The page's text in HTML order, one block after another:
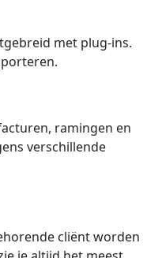
met plug-ins.
ramingen en
verschillende
cliënt worden